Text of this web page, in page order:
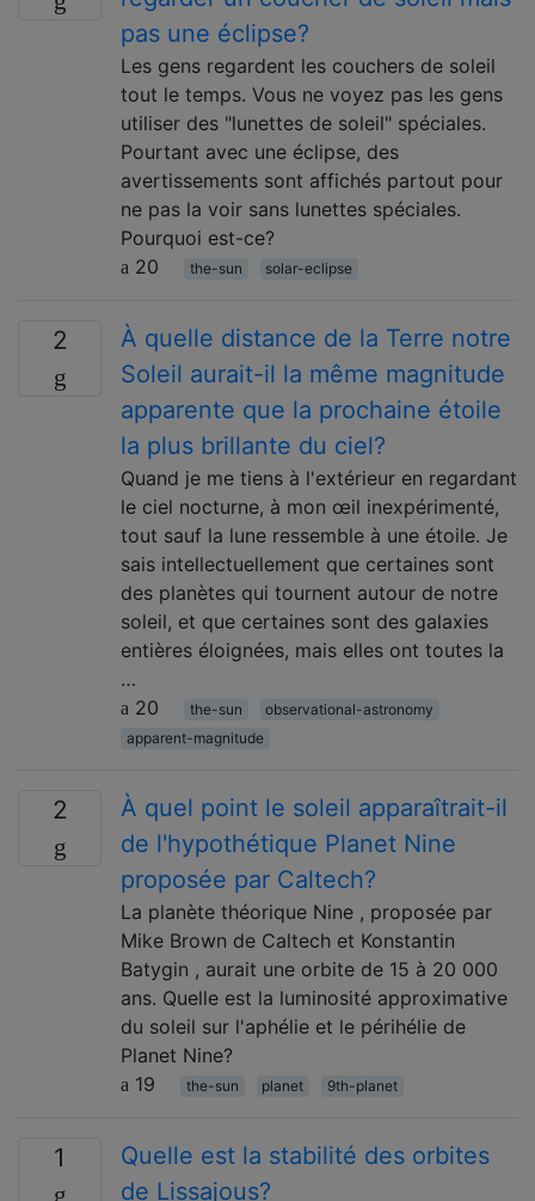
pas une éclipse?
Les gens regardent les couchers de soleil
tout le temps. Vous ne voyez pas les gens
utiliser des "lunettes de soleil" spéciales.
Pourtant avec une éclipse, des
avertissements sont affichés partout pour
ne pas la voir sans lunettes spéciales.
Pourquoi est-ce?
20
the-sun solar-eclipse
2
À quelle distance de la Terre notre
Soleil aurait-il la même magnitude
apparente que la prochaine étoile
la plus brillante du ciel?
Quand je me tiens à l'extérieur en regardant
le ciel nocturne, à mon œil inexpérimenté,
tout sauf la lune ressemble à une étoile. Je
sais intellectuellement que certaines sont
des planètes qui tournent autour de notre
soleil, et que certaines sont des galaxies
entières éloignées, mais elles ont toutes la
…
20
the-sun
observational-astronomy
apparent-magnitude
2
À quel point le soleil apparaîtrait-il
de l'hypothétique Planet Nine
proposée par Caltech?
La planète théorique Nine , proposée par
Mike Brown de Caltech et Konstantin
Batygin , aurait une orbite de 15 à 20 000
ans. Quelle est la luminosité approximative
du soleil sur l'aphélie et le périhélie de
Planet Nine?
19
the-sun planet 9th-planet
1
Quelle est la stabilité des orbites
de Lissajous?